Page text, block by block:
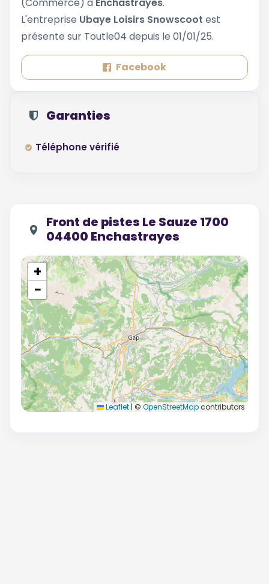
L'entreprise Ubaye Loisirs Snowscoot est
présente sur Toutle04 depuis le 01/01/25.
Facebook
Garanties
Téléphone vérifié
Front de pistes Le Sauze 1700
04400 Enchastrayes
+
−
Leaflet | © OpenStreetMapcontributors